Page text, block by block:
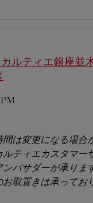
ルティエ銀座並
間は変更になる場合
ルティエカスタマー
ンバサダーが承りま
取置きは承ってお